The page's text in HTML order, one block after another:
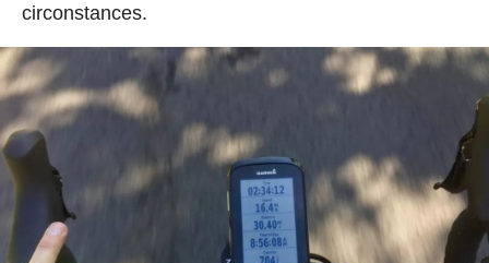
circonstances.